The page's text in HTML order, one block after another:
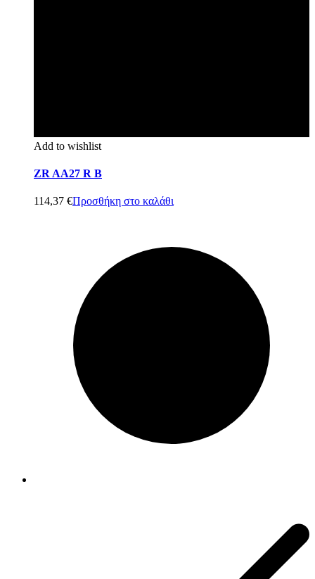
Add to wishlist
ZR AA27 R B
114,37 €Προσθήκη στο καλάθι